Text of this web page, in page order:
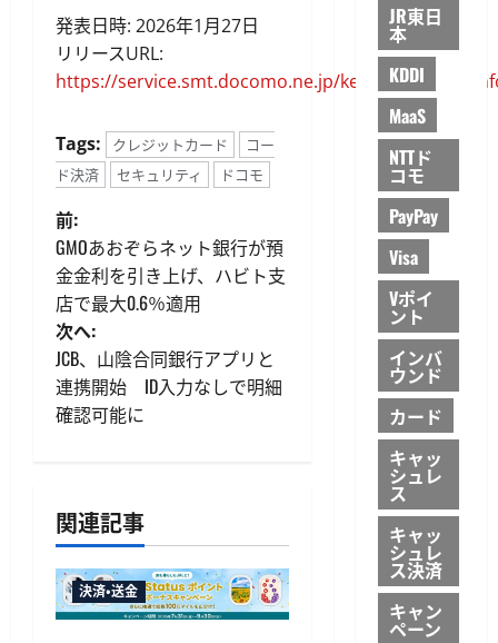
発表日時: 2026年1月27日
リリースURL:
https://service.smt.docomo.ne.jp/keitai_payment/
Tags: クレジットカード
コー
ド決済
セキュリティ ドコモ
投
稿
ナ
ビ
ゲ
シ
ョ
ン
前:
GMOあおぞらネット銀行が預
金金利を引き上げ、ハビト支
店で最大0.6％適用
次へ:
JCB、山陰合同銀行アプリと
連携開始 ID入力なしで明細
確認可能に
関連記事
決済・送金
JR東日
本
KDDI
MaaS
NTTド
コモ
PayPay
Visa
Vポイ
ント
インバ
ウンド
カード
キャッ
シュレ
ス
キャッ
シュレ
ス決済
キャン
ペーン